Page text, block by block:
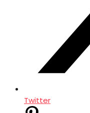
Twitter